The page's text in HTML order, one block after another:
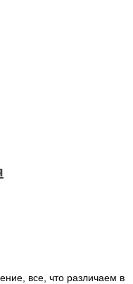
все, что различаем в